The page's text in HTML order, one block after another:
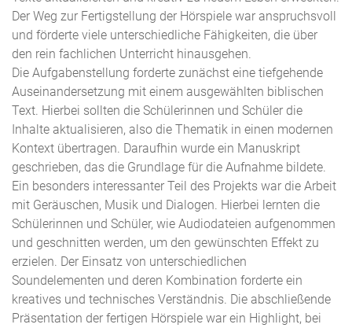
Der Weg zur Fertigstellung der Hörspiele war anspruchsvoll
und förderte viele unterschiedliche Fähigkeiten, die über
den rein fachlichen Unterricht hinausgehen.
Die Aufgabenstellung forderte zunächst eine tiefgehende
Auseinandersetzung mit einem ausgewählten biblischen
Text. Hierbei sollten die Schülerinnen und Schüler die
Inhalte aktualisieren, also die Thematik in einen modernen
Kontext übertragen. Daraufhin wurde ein Manuskript
geschrieben, das die Grundlage für die Aufnahme bildete.
Ein besonders interessanter Teil des Projekts war die Arbeit
mit Geräuschen, Musik und Dialogen. Hierbei lernten die
Schülerinnen und Schüler, wie Audiodateien aufgenommen
und geschnitten werden, um den gewünschten Effekt zu
erzielen. Der Einsatz von unterschiedlichen
Soundelementen und deren Kombination forderte ein
kreatives und technisches Verständnis. Die abschließende
Präsentation der fertigen Hörspiele war ein Highlight, bei